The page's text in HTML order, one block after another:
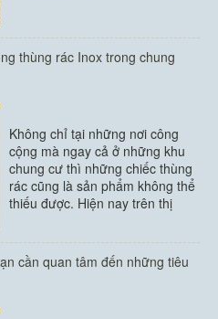
thùng rác Inox trong chung
Không chỉ tại những nơi công
cộng mà ngay cả ở những khu
chung cư thì những chiếc thùng
rác cũng là sản phẩm không thể
thiếu được. Hiện nay trên thị
#thùng rác
cần quan tâm đến những tiêu